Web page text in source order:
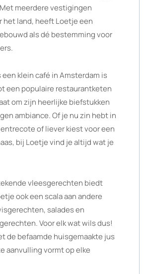
meerdere vestigingen
het land, heeft Loetje een
als dé bestemming voor
een klein café in Amsterdam is
een populaire restaurantketen
om zijn heerlijke biefstukken
ambiance. Of je nu zin hebt in
of liever kiest voor een
bij Loetje vind je altijd wat je
vleesgerechten biedt
ook een scala aan andere
salades en
Voor elk wat wils dus!
de befaamde huisgemaakte jus
aanvulling vormt op elke